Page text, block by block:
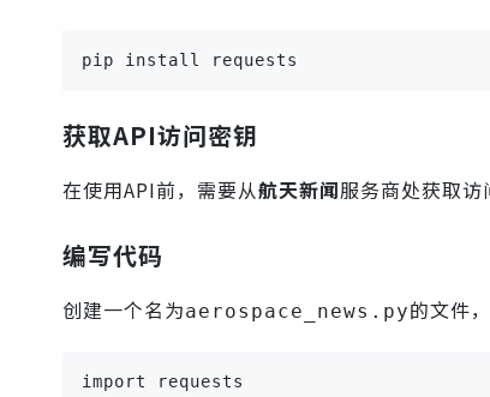
pip install requests
获取API访问密钥
在使用API前，需要从航天新闻服务商处获取访
编写代码
创建一个名为aerospace_news.py的文件
import requests